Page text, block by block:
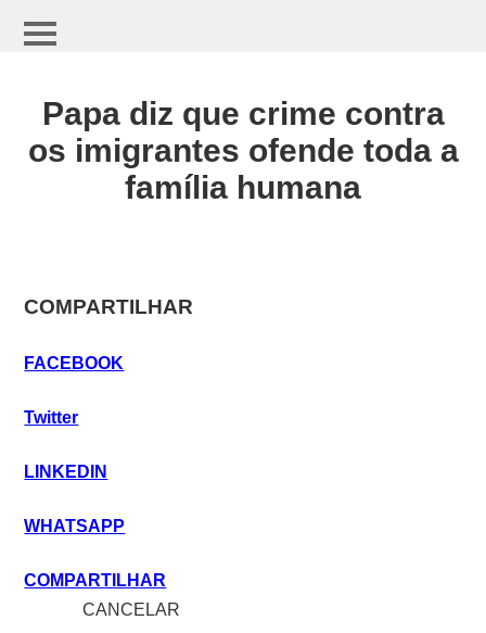
Papa diz que crime contra
os imigrantes ofende toda a
família humana
COMPARTILHAR
FACEBOOK
Twitter
LINKEDIN
WHATSAPP
COMPARTILHAR
CANCELAR